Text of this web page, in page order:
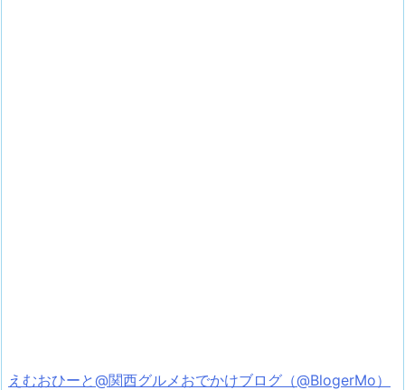
えむおひーと@関西グルメおでかけブログ（@BlogerMo）